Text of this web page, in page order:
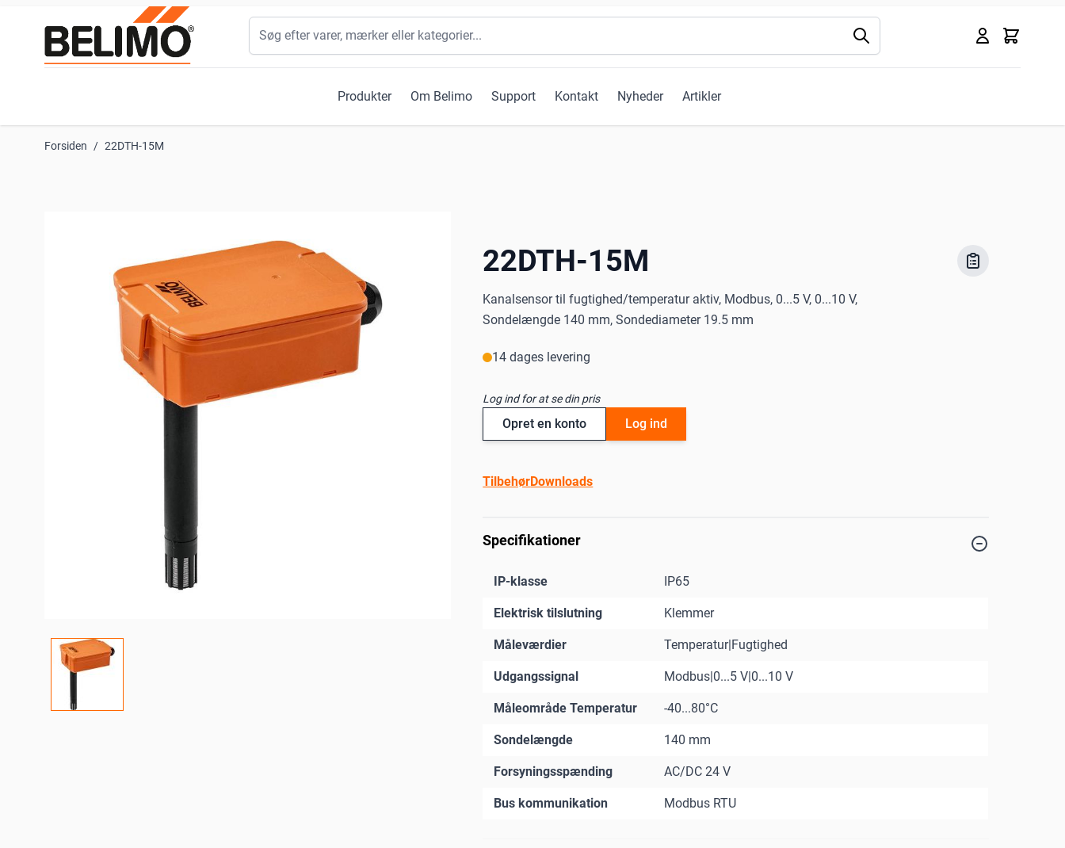
Produkter Om Belimo Support Kontakt Nyheder Artikler
Kurv
Søg
Forsiden / 22DTH-15M
22DTH-15M
Kanalsensor til fugtighed/temperatur aktiv, Modbus, 0...5 V, 0...10 V,
Sondelængde 140 mm, Sondediameter 19.5 mm
14 dages levering
Log ind for at se din pris
Opret en konto Log ind
TilbehørDownloads
Specifikationer
IP-klasse IP65
Elektrisk tilslutning Klemmer
Måleværdier Temperatur|Fugtighed
Udgangssignal Modbus|0...5 V|0...10 V
Måleområde Temperatur -40...80°C
Sondelængde 140 mm
Forsyningsspænding AC/DC 24 V
Bus kommunikation Modbus RTU